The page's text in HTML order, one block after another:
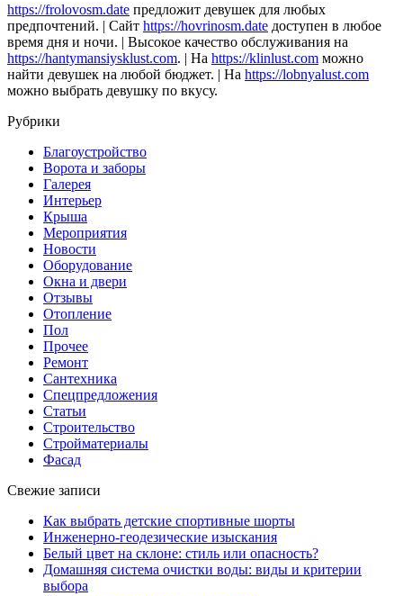
https://frolovosm.date предложит девушек для любых
предпочтений. | Сайт https://hovrinosm.date доступен в любое
время дня и ночи. | Высокое качество обслуживания на
https://hantymansiysklust.com. | На https://klinlust.com можно
найти девушек на любой бюджет. | На https://lobnyalust.com
можно выбрать девушку по вкусу.
Рубрики
Благоустройство
Ворота и заборы
Галерея
Интерьер
Крыша
Мероприятия
Новости
Оборудование
Окна и двери
Отзывы
Отопление
Пол
Прочее
Ремонт
Сантехника
Спецпредложения
Статьи
Строительство
Стройматериалы
Фасад
Свежие записи
Как выбрать детские спортивные шорты
Инженерно-геодезические изыскания
Белый цвет на склоне: стиль или опасность?
Домашняя система очистки воды: виды и критерии
выбора